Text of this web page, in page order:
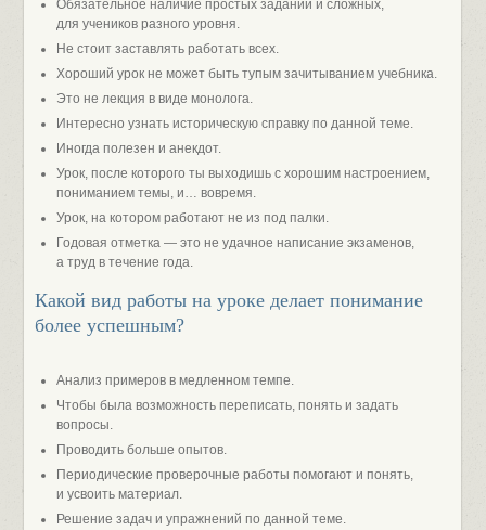
Обязательное наличие простых заданий и сложных,
для учеников разного уровня.
Не стоит заставлять работать всех.
Хороший урок не может быть тупым зачитыванием учебника.
Это не лекция в виде монолога.
Интересно узнать историческую справку по данной теме.
Иногда полезен и анекдот.
Урок, после которого ты выходишь с хорошим настроением,
пониманием темы, и… вовремя.
Урок, на котором работают не из под палки.
Годовая отметка — это не удачное написание экзаменов,
а труд в течение года.
Какой вид работы на уроке делает понимание
более успешным?
Анализ примеров в медленном темпе.
Чтобы была возможность переписать, понять и задать
вопросы.
Проводить больше опытов.
Периодические проверочные работы помогают и понять,
и усвоить материал.
Решение задач и упражнений по данной теме.